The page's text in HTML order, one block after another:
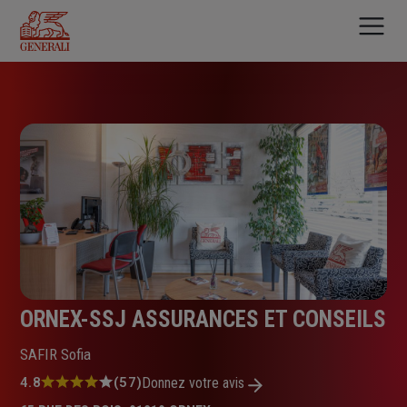
contenu
principal
ORNEX-SSJ ASSURANCES ET CONSEILS
SAFIR Sofia
Note
4.8 (57)Donnez votre avis